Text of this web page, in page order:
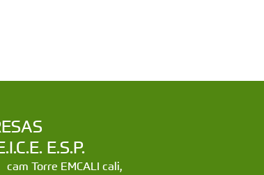
E.S.P.
cam Torre EMCALI cali,